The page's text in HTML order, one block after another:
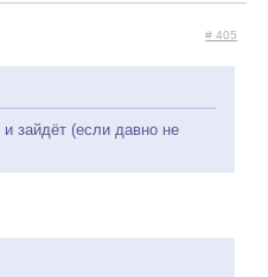
# 405
зайдёт (если давно не